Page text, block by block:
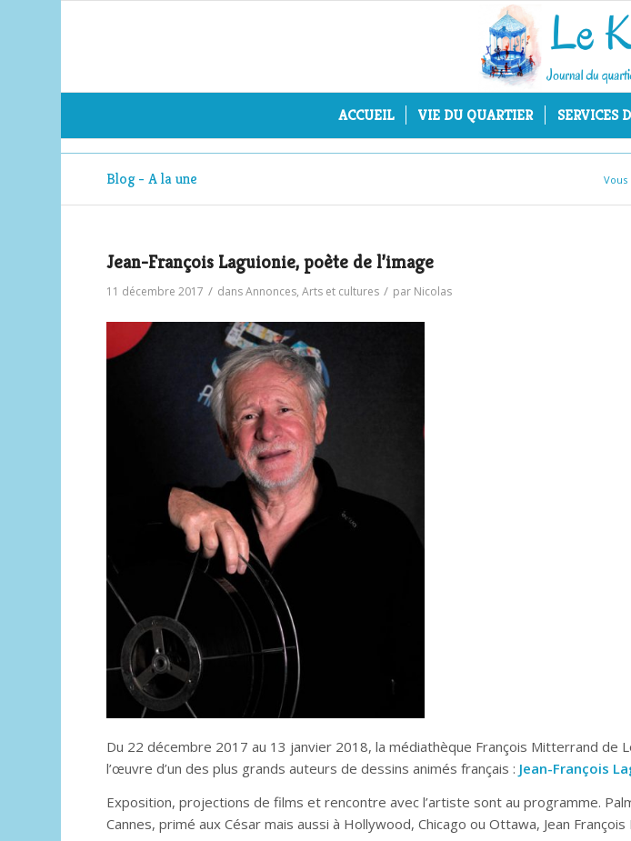
ACCUEIL VIE DU QUARTIER SERVICES
Blog - A la une Vous
Jean-François Laguionie, poète de l’image
11 décembre 2017 / dansAnnonces,Arts et cultures / par Nicolas
Du 22 décembre 2017 au 13 janvier 2018, la médiathèque François Mitterrand de
l’œuvre d’un des plus grands auteurs de dessins animés français : Jean-François
Exposition, projections de films et rencontre avec l’artiste sont au programme.
Cannes, primé aux César mais aussi à Hollywood, Chicago ou Ottawa, Jean François